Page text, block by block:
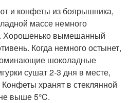
и конфеты из боярышника,
массе немного
Хорошенько вымешанный
Когда немного остынет,
шоколадные
сушат 2-3 дня в месте,
хранят в стеклянной
выше 5°C.